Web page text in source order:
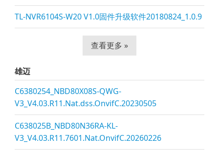
TL-NVR6104S-W20 V1.0固件升级软件20180824_1.0.9
查看更多 »
雄迈
C6380254_NBD80X08S-QWG-
V3_V4.03.R11.Nat.dss.OnvifC.20230505
C638025B_NBD80N36RA-KL-
V3_V4.03.R11.7601.Nat.OnvifC.20260226